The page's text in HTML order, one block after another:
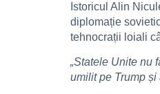
Istoricul Alin
diplomație
tehnocrații loiali
„Statele Unite nu
umilit pe Trump și